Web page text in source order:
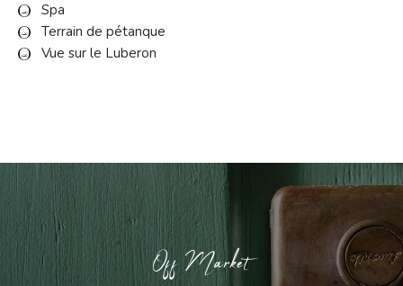
Spa
Terrain de pétanque
Vue sur le Luberon
Off Market